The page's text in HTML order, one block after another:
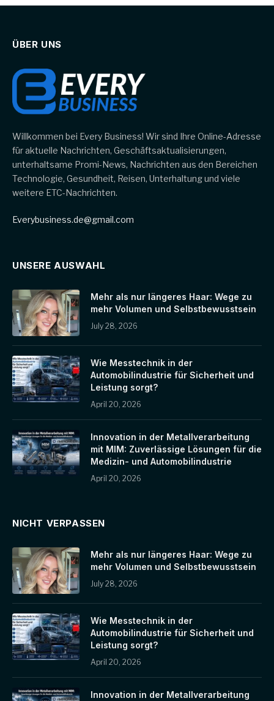
ÜBER UNS
Willkommen bei Every Business! Wir sind Ihre Online-Adresse
für aktuelle Nachrichten, Geschäftsaktualisierungen,
unterhaltsame Promi-News, Nachrichten aus den Bereichen
Technologie, Gesundheit, Reisen, Unterhaltung und viele
weitere ETC-Nachrichten.
Everybusiness.de@gmail.com
UNSERE AUSWAHL
Mehr als nur längeres Haar: Wege zu
mehr Volumen und Selbstbewusstsein
July 28, 2026
Wie Messtechnik in der
Automobilindustrie für Sicherheit und
Leistung sorgt?
April 20, 2026
Innovation in der Metallverarbeitung
mit MIM: Zuverlässige Lösungen für die
Medizin- und Automobilindustrie
April 20, 2026
NICHT VERPASSEN
Mehr als nur längeres Haar: Wege zu
mehr Volumen und Selbstbewusstsein
July 28, 2026
Wie Messtechnik in der
Automobilindustrie für Sicherheit und
Leistung sorgt?
April 20, 2026
Innovation in der Metallverarbeitung